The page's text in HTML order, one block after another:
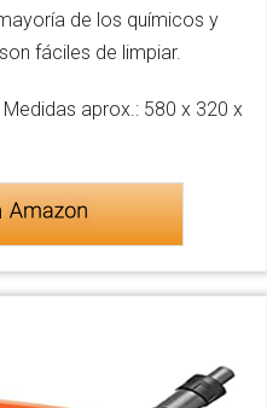
de los químicos y
fáciles de limpiar.
Medidas aprox.: 580 x 320 x